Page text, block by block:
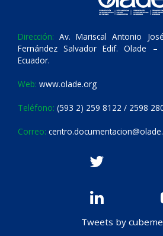
Dirección: Av. Mariscal Antonio
Fernández Salvador Edif. Olade
Ecuador.
Web: www.olade.org
Teléfono: (593 2) 259 8122 / 2598
Correo:
Tweets by